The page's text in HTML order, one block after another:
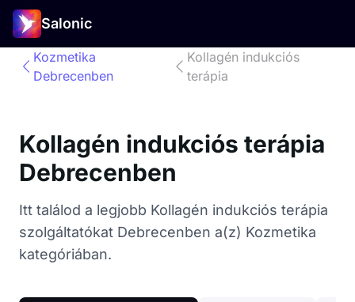
Salonic
Kozmetika
Debrecenben
Kollagén indukciós
terápia
Kollagén indukciós terápia
Debrecenben
Itt találod a legjobb Kollagén indukciós terápia
szolgáltatókat Debrecenben a(z) Kozmetika
kategóriában.